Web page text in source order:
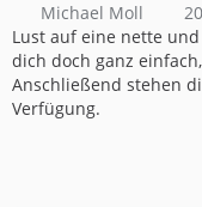
Michael Moll
Lust auf eine nette
dich doch ganz
Anschließend stehen
Verfügung.